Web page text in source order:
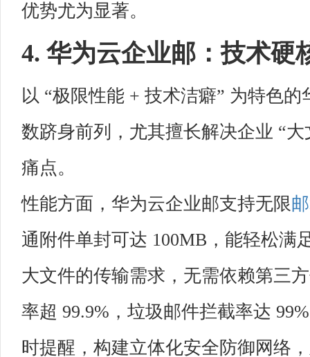
优势尤为显著。
4. 华为云企业邮：技术硬
以 “极限性能 + 技术洁癖” 为特色
数跻身前列，尤其擅长解决企业 “
痛点。
性能方面，华为云企业邮支持无限
通附件单封可达 100MB，能轻松满
大文件的传输需求，无需依赖第三
率超 99.9%，垃圾邮件拦截率达
时提醒，构建立体化安全防御网络